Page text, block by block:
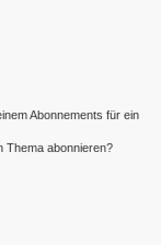
Abonnements für ein
Thema abonnieren?